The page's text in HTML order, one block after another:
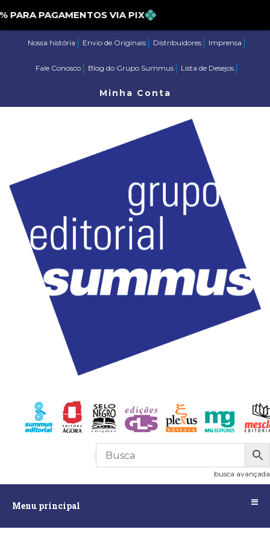
PAGAMENTOS VIA PIX
Nossa história Envio de Originais Distribuidores Imprensa
Fale Conosco Blog do Grupo Summus Lista de Desejos
Minha Conta
R$0,00
busca avançada
Menu principal
principalAssuntos